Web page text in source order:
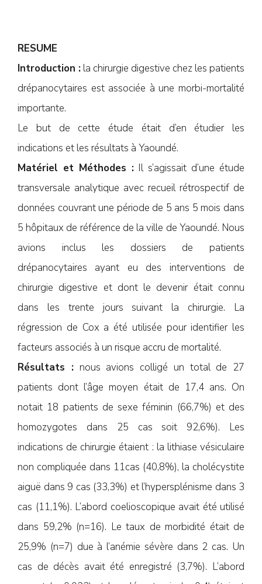
RESUME
Introduction :la chirurgie digestive chez les patients
drépanocytaires est associée à une morbi-mortalité
importante.
Le but de cette étude était d’en étudier les
indications et les résultats à Yaoundé.
Matériel et Méthodes :Il s’agissait d’une étude
transversale analytique avec recueil rétrospectif de
données couvrant une période de 5 ans 5 mois dans
5 hôpitaux de référence de la ville de Yaoundé. Nous
avions inclus les dossiers de patients
drépanocytaires ayant eu des interventions de
chirurgie digestive et dont le devenir était connu
dans les trente jours suivant la chirurgie. La
régression de Cox a été utilisée pour identifier les
facteurs associés à un risque accru de mortalité.
Résultats :nous avions colligé un total de 27
patients dont l’âge moyen était de 17,4 ans. On
notait 18 patients de sexe féminin (66,7%) et des
homozygotes dans 25 cas soit 92,6%). Les
indications de chirurgie étaient : la lithiase vésiculaire
non compliquée dans 11cas (40,8%), la cholécystite
aiguë dans 9 cas (33,3%) et l’hypersplénisme dans 3
cas (11,1%). L’abord coelioscopique avait été utilisé
dans 59,2% (n=16). Le taux de morbidité était de
25,9% (n=7) due à l’anémie sévère dans 2 cas. Un
cas de décès avait été enregistré (3,7%). L’abord